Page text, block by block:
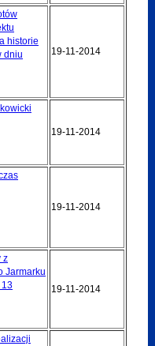
historie
dniu
19-11-2014
19-11-2014
19-11-2014
z
Jarmarku
19-11-2014